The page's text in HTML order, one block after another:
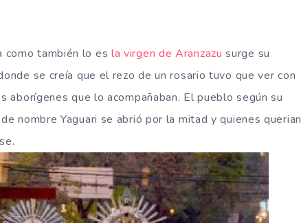
como también lo es la virgen de Aranzazu surge su
se creía que el rezo de un rosario tuvo que ver con
que lo acompañaban. El pueblo según su
nombre Yaguari se abrió por la mitad y quienes querian